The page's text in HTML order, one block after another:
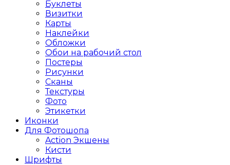
Буклеты
Визитки
Карты
Наклейки
Обложки
Обои на рабочий стол
Постеры
Рисунки
Сканы
Текстуры
Фото
Этикетки
Иконки
Для Фотошопа
Action Экшены
Кисти
Шрифты